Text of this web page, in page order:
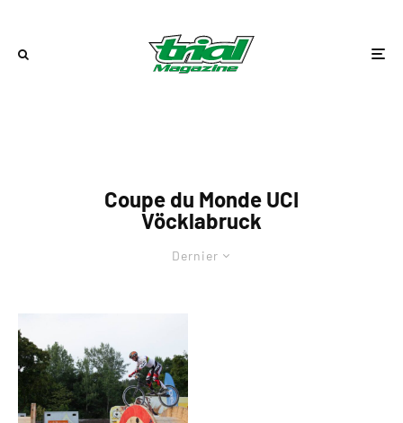
Coupe du Monde UCI
Vöcklabruck
Dernier